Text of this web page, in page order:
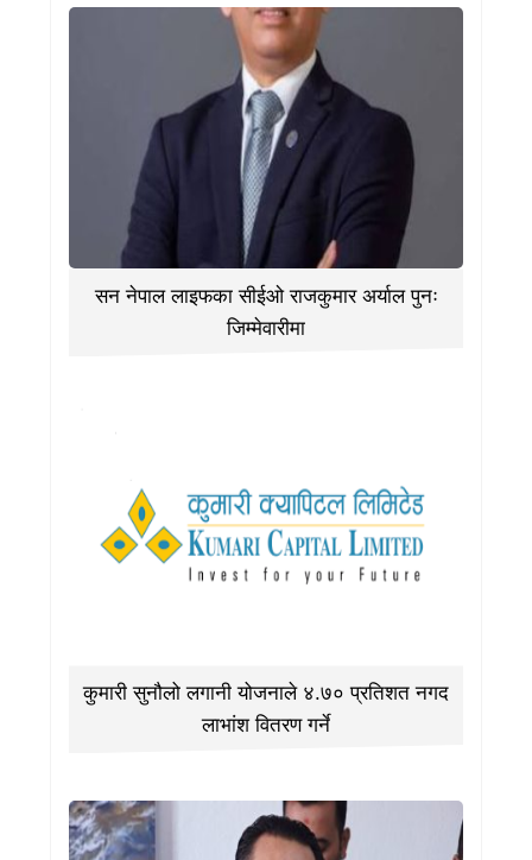
सन नेपाल लाइफका सीईओ राजकुमार अर्याल पुनः
जिम्मेवारीमा
कुमारी सुनौलो लगानी योजनाले ४.७० प्रतिशत नगद
लाभांश वितरण गर्ने